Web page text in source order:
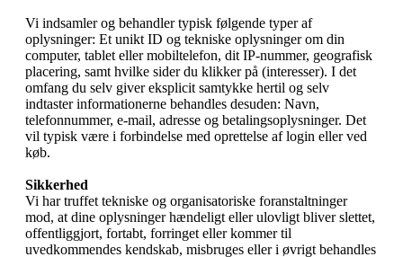
Vi indsamler og behandler typisk følgende typer af
oplysninger: Et unikt ID og tekniske oplysninger om din
computer, tablet eller mobiltelefon, dit IP-nummer, geografisk
placering, samt hvilke sider du klikker på (interesser). I det
omfang du selv giver eksplicit samtykke hertil og selv
indtaster informationerne behandles desuden: Navn,
telefonnummer, e-mail, adresse og betalingsoplysninger. Det
vil typisk være i forbindelse med oprettelse af login eller ved
køb.
Sikkerhed
Vi har truffet tekniske og organisatoriske foranstaltninger
mod, at dine oplysninger hændeligt eller ulovligt bliver slettet,
offentliggjort, fortabt, forringet eller kommer til
uvedkommendes kendskab, misbruges eller i øvrigt behandles